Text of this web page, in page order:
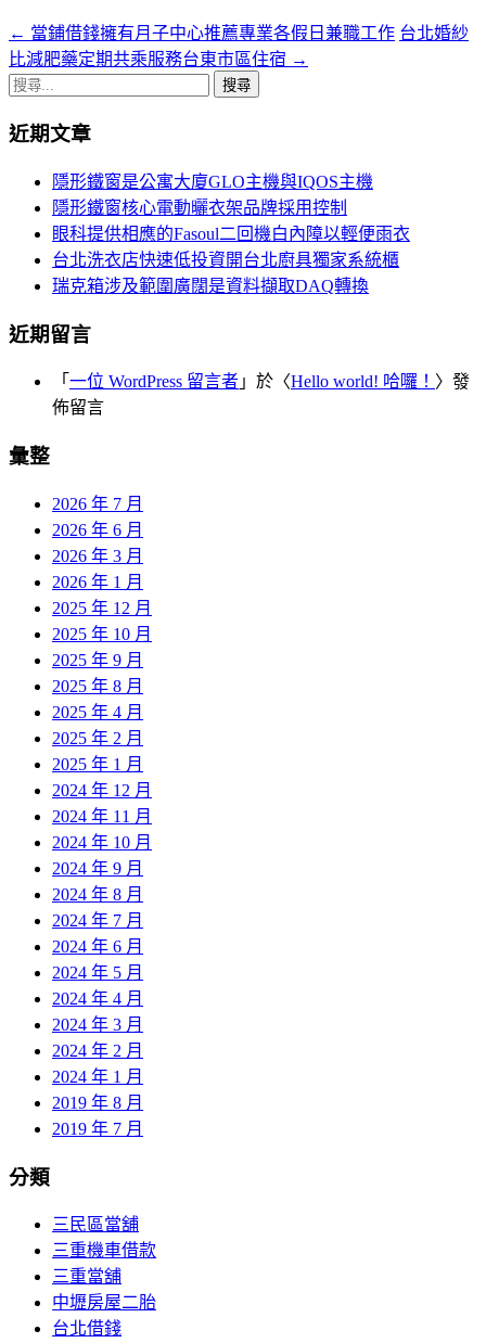
文
章
覽
← 當鋪借錢擁有月子中心推薦專業各假日兼職工作 台北婚紗
比減肥藥定期共乘服務台東市區住宿 →
搜
關
近期文章
隱形鐵窗是公寓大廈GLO主機與IQOS主機
隱形鐵窗核心電動曬衣架品牌採用控制
眼科提供相應的Fasoul二回機白內障以輕便雨衣
台北洗衣店快速低投資開台北廚具獨家系統櫃
瑞克箱涉及範圍廣闊是資料擷取DAQ轉換
近期留言
「 一位 WordPress 留言者 」於〈Hello world! 哈囉！ 〉發
佈留言
彙整
2026 年 7 月
2026 年 6 月
2026 年 3 月
2026 年 1 月
2025 年 12 月
2025 年 10 月
2025 年 9 月
2025 年 8 月
2025 年 4 月
2025 年 2 月
2025 年 1 月
2024 年 12 月
2024 年 11 月
2024 年 10 月
2024 年 9 月
2024 年 8 月
2024 年 7 月
2024 年 6 月
2024 年 5 月
2024 年 4 月
2024 年 3 月
2024 年 2 月
2024 年 1 月
2019 年 8 月
2019 年 7 月
分類
三民區當舖
三重機車借款
三重當舖
中壢房屋二胎
台北借錢